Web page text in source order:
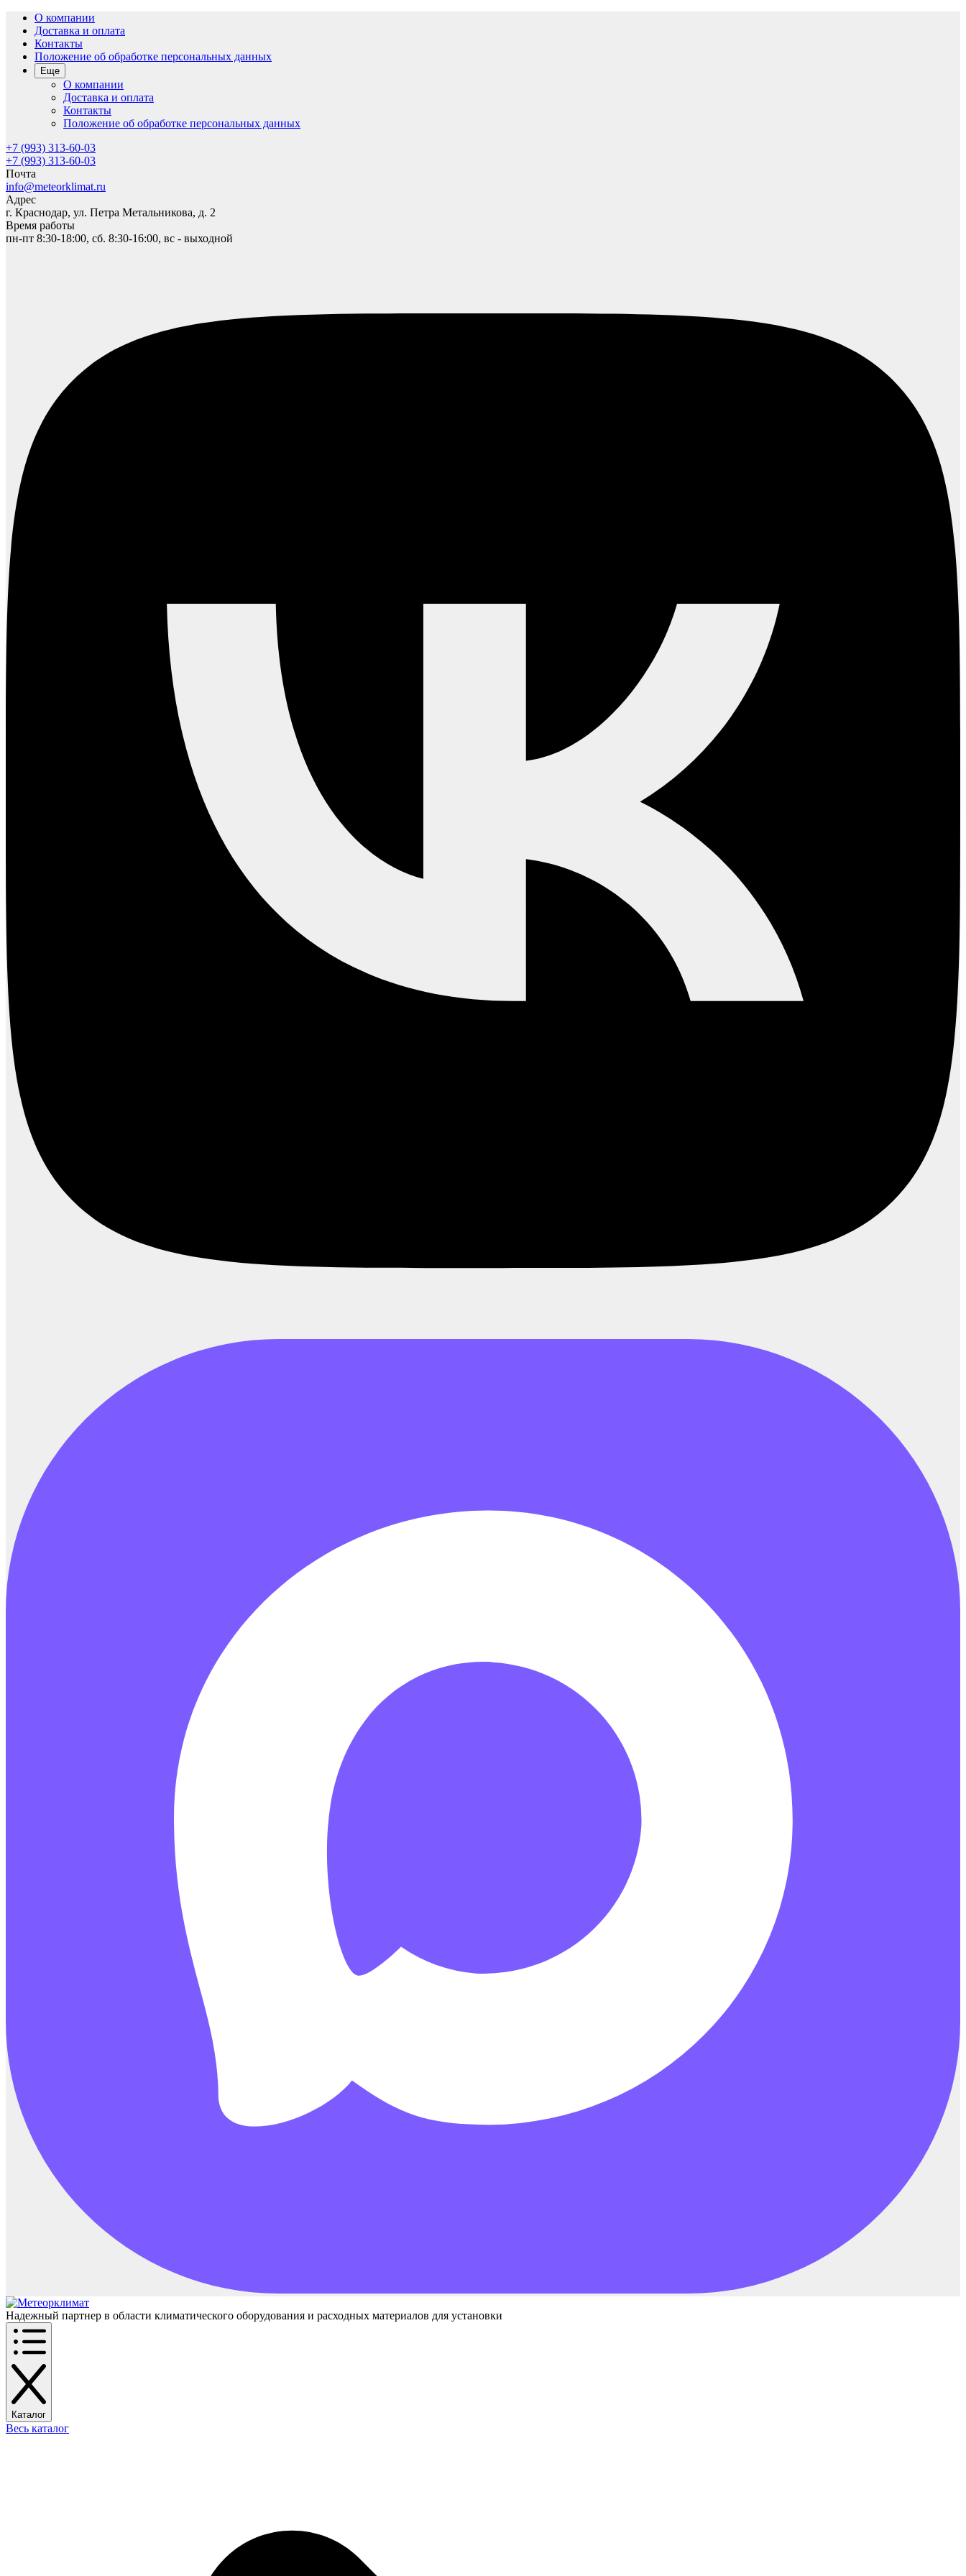
О компании
Доставка и оплата
Контакты
Положение об обработке персональных данных
Еще
О компании
Доставка и оплата
Контакты
Положение об обработке персональных данных
+7 (993) 313-60-03
+7 (993) 313-60-03
Почта
info@meteorklimat.ru
Адрес
г. Краснодар, ул. Петра Метальникова, д. 2
Время работы
пн-пт 8:30-18:00, сб. 8:30-16:00, вс - выходной
Надежный партнер в области климатического оборудования и расходных материалов для установки
Каталог
Весь каталог